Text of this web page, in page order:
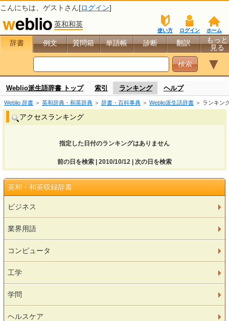
こんにちは、 ゲスト さん[ログイン]
英和和英
ホーム
ログイン
使い方
辞書 例文 質問箱 単語帳 診断 翻訳
もっと
見る
▼
Weblio派生語辞書 トップ 索引 ランキング ヘルプ
Weblio 辞書 ＞ 英和辞典・和英辞典 ＞ 辞書・百科事典 ＞ Weblio派生語辞書 ＞ ランキン
アクセスランキング
指定した日付のランキングはありません
前の日を検索 | 2010/10/12 | 次の日を検索
英和・和英収録辞書
ビジネス
業界用語
コンピュータ
工学
学問
ヘルスケア